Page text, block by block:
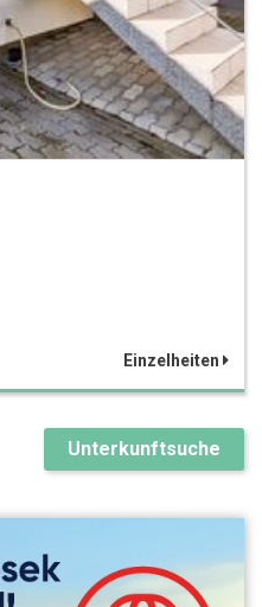
Einzelheiten
Unterkunftsuche